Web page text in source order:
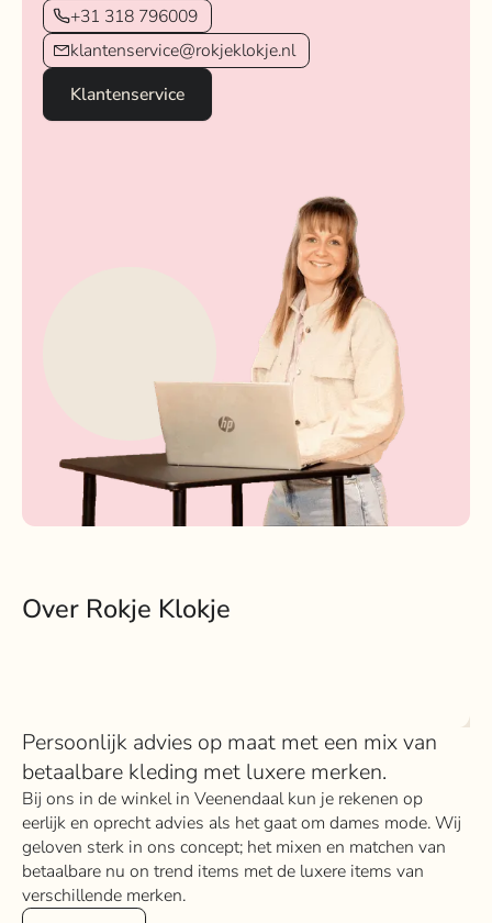
+31 318 796009
klantenservice@rokjeklokje.nl
Klantenservice
Over Rokje Klokje
Persoonlijk advies op maat met een mix van
betaalbare kleding met luxere merken.
Bij ons in de winkel in Veenendaal kun je rekenen op
eerlijk en oprecht advies als het gaat om dames mode. Wij
geloven sterk in ons concept; het mixen en matchen van
betaalbare nu on trend items met de luxere items van
verschillende merken.